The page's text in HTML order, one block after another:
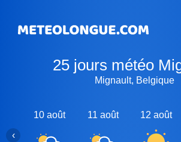
25 jours météo
Mignault, Belgique
10 août 11 août 12 août
‹